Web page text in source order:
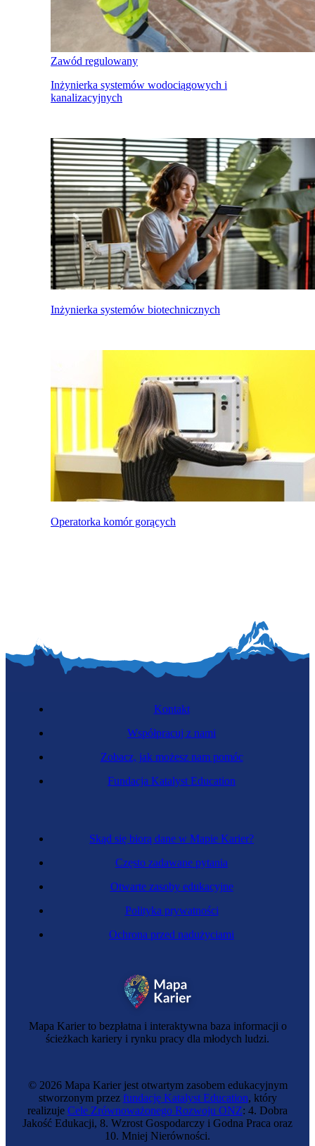
Zawód regulowany
Inżynierka systemów wodociągowych i
kanalizacyjnych
Inżynierka systemów biotechnicznych
Operatorka komór gorących
Mapa Karier to bezpłatna i interaktywna baza informacji o
ścieżkach kariery i rynku pracy dla młodych ludzi.
Skąd się biorą dane w Mapie Karier?
Często zadawane pytania
Otwarte zasoby edukacyjne
Polityka prywatności
Ochrona przed nadużyciami
Kontakt
Współpracuj z nami
Zobacz, jak możesz nam pomóc
Fundacja Katalyst Education
© 2026 Mapa Karier jest otwartym zasobem edukacyjnym
stworzonym przez fundację Katalyst Education, który
realizuje Cele Zrównoważonego Rozwoju ONZ: 4. Dobra
Jakość Edukacji, 8. Wzrost Gospodarczy i Godna Praca oraz
10. Mniej Nierówności.